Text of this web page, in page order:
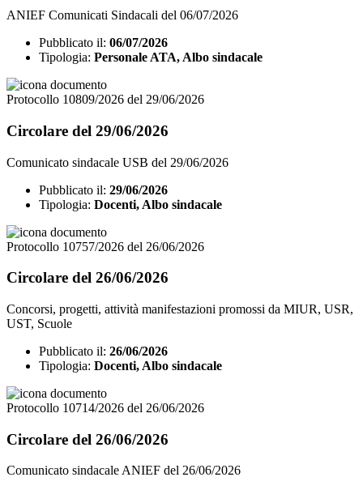
ANIEF Comunicati Sindacali del 06/07/2026
Pubblicato il: 06/07/2026
Tipologia: Personale ATA, Albo sindacale
Protocollo 10809/2026 del 29/06/2026
Circolare del 29/06/2026
Comunicato sindacale USB del 29/06/2026
Pubblicato il: 29/06/2026
Tipologia: Docenti, Albo sindacale
Protocollo 10757/2026 del 26/06/2026
Circolare del 26/06/2026
Concorsi, progetti, attività manifestazioni promossi da MIUR, USR,
UST, Scuole
Pubblicato il: 26/06/2026
Tipologia: Docenti, Albo sindacale
Protocollo 10714/2026 del 26/06/2026
Circolare del 26/06/2026
Comunicato sindacale ANIEF del 26/06/2026